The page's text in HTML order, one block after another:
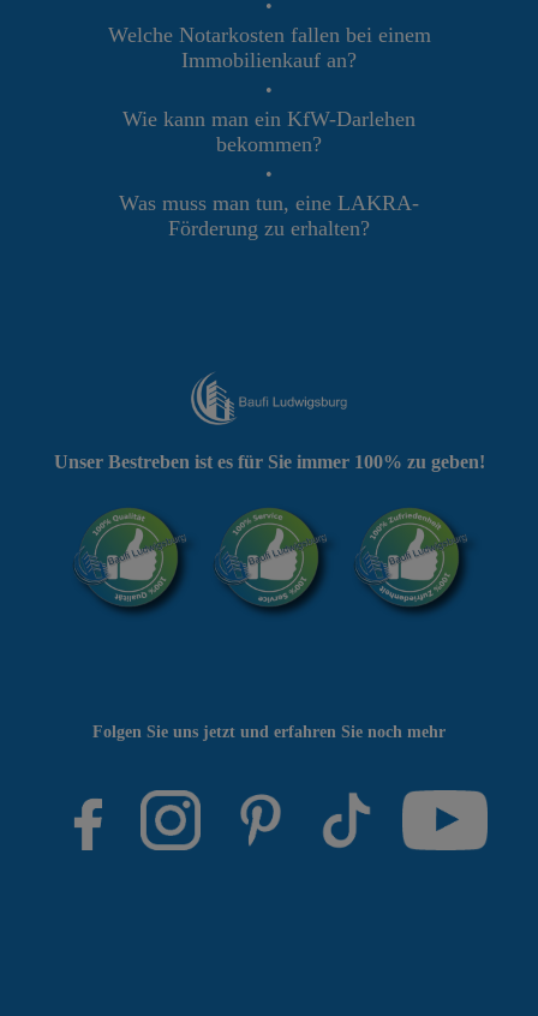
•
Welche Notarkosten fallen bei einem
Immobilienkauf an?
•
Wie kann man ein KfW-Darlehen
bekommen?
•
Was muss man tun, eine LAKRA-
Förderung zu erhalten?
Folgen Sie uns jetzt und erfahren Sie noch mehr
Unser Bestreben ist es für Sie immer 100% zu geben!